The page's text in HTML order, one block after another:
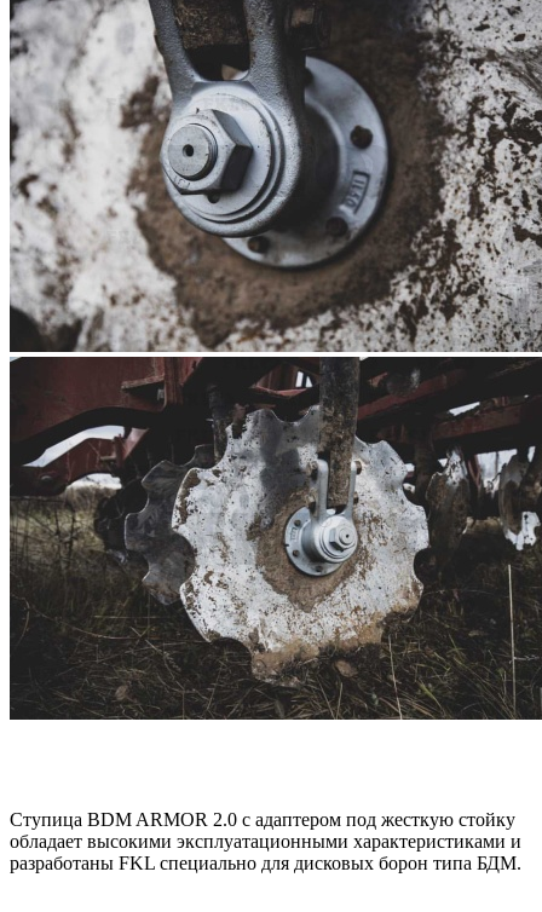
Ступица BDM ARMOR 2.0 с адаптером под жесткую стойку
обладает высокими эксплуатационными характеристиками и
разработаны FKL специально для дисковых борон типа БДМ.